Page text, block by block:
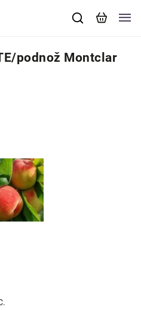
podnož Montclar